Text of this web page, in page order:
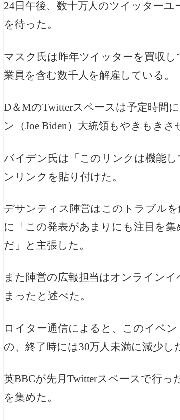
24日午後、数十万人のツイッター
を待った。
マスク氏は昨年ツイッターを買収
業員を含む数千人を解雇している。
D＆MのTwitterスペースは予定時間
ン（Joe Biden）大統領もやきもきさ
バイデン氏は「このリンクは機能
ンリンクを貼り付けた。
デサンティス陣営はこのトラブル
に「この発表があまりにも注目を
だ」と主張した。
また陣営の広報担当はオンライン
まったと述べた。
ロイター通信によると、このイベ
の、終了時には30万人未満に減少し
英BBCが先月Twitterスペースで行
を集めた。